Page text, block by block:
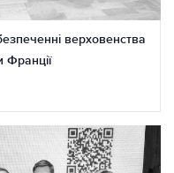
верховенства
Франції